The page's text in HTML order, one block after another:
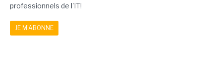
professionnels de l'IT!
JE M'ABONNE